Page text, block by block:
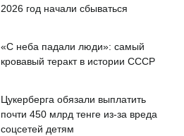
2026 год начали сбываться
«С неба падали люди»: самый
кровавый теракт в истории СССР
Цукерберга обязали выплатить
почти 450 млрд тенге из-за вреда
соцсетей детям